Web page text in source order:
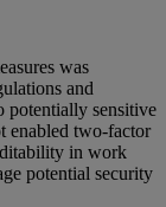
was
and
potentially sensitive
enabled two-factor
in work
potential security